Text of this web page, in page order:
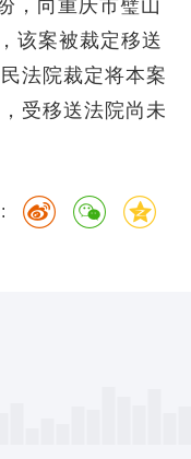
，向重庆市璧山
该案被裁定移送
法院裁定将本案
受移送法院尚未